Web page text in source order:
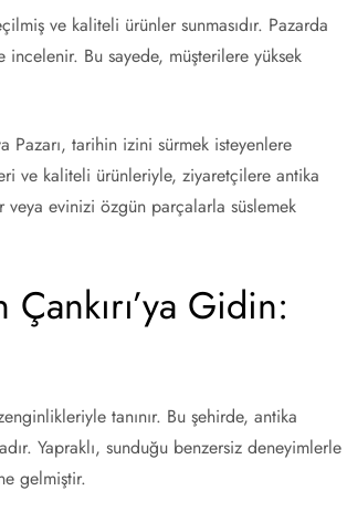
ve kaliteli ürünler sunmasıdır. Pazarda
incelenir. Bu sayede, müşterilere yüksek
Pazarı, tarihin izini sürmek isteyenlere
ve kaliteli ürünleriyle, ziyaretçilere antika
evinizi özgün parçalarla süslemek
Gidin:
tanınır. Bu şehirde, antika
Yapraklı, sunduğu benzersiz deneyimlerle
gelmiştir.